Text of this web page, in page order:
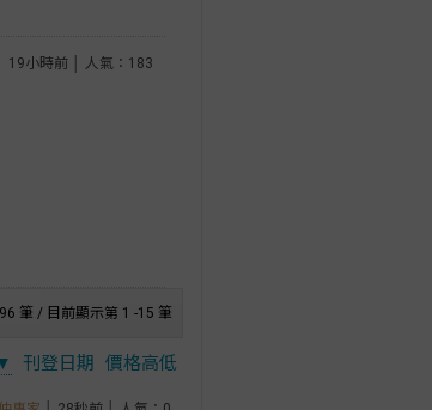
19小時前 │ 人氣：183
筆 / 目前顯示第 1 -15 筆
刊登日期 價格高低